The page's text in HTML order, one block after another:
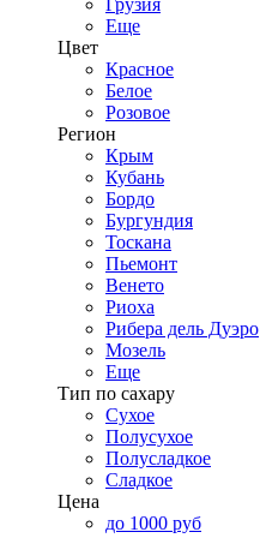
Грузия
Еще
Цвет
Красное
Белое
Розовое
Регион
Крым
Кубань
Бордо
Бургундия
Тоскана
Пьемонт
Венето
Риоха
Рибера дель Дуэро
Мозель
Еще
Тип по сахару
Сухое
Полусухое
Полусладкое
Сладкое
Цена
до 1000 руб